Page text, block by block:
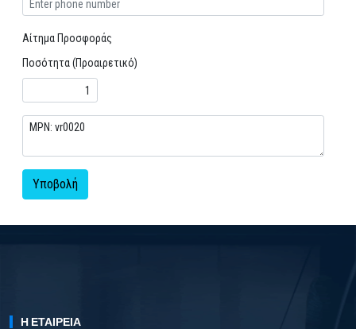
Αίτημα Προσφοράς
Ποσότητα (Προαιρετικό)
Υποβολή
Η ΕΤΑΙΡΕΊΑ